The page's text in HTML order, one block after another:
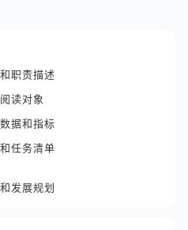
职责描述
读对象
据和指标
任务清单
发展规划